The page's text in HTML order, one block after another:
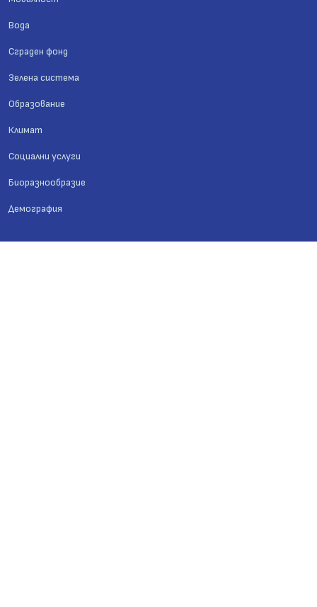
Вода
Сграден фонд
Зелена система
Образование
Климат
Социални услуги
Биоразнообразие
Демография